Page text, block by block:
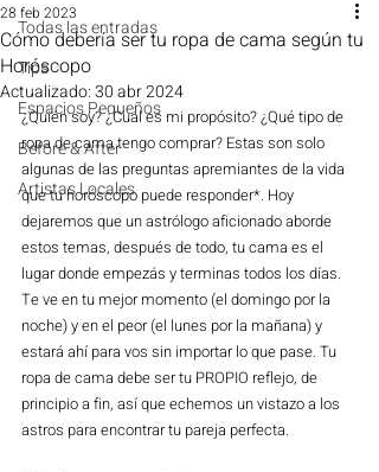
Todas las entradas
Tips
Espacios Pequeños
Before & After
Artistas Locales
Cómo debería ser tu ropa de cama según tu
Horóscopo
28 feb 2023
Actualizado:30 abr 2024
¿Quién soy? ¿Cuál es mi propósito? ¿Qué tipo de
ropa de cama tengo comprar? Estas son solo
algunas de las preguntas apremiantes de la vida
que tu horóscopo puede responder*. Hoy
dejaremos que un astrólogo aficionado aborde
estos temas, después de todo, tu cama es el
lugar donde empezás y terminas todos los días.
Te ve en tu mejor momento (el domingo por la
noche) y en el peor (el lunes por la mañana) y
estará ahí para vos sin importar lo que pase. Tu
ropa de cama debe ser tu PROPIO reflejo, de
principio a fin, así que echemos un vistazo a los
astros para encontrar tu pareja perfecta.